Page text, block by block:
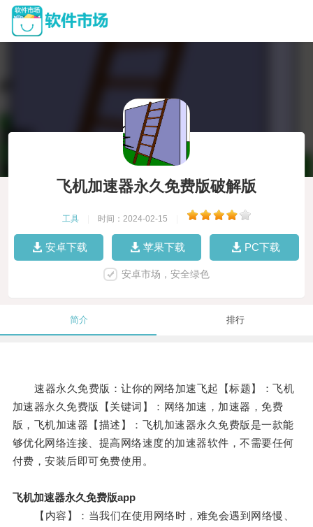
飞机加速器永久免费版破解版
工具 时间：2024-02-15
安卓下载 苹果下载 PC下载
安卓市场，安全绿色
简介 排行
速器永久免费版：让你的网络加速飞起【标题】：飞机
加速器永久免费版【关键词】：网络加速，加速器，免费
版，飞机加速器【描述】：飞机加速器永久免费版是一款能
够优化网络连接、提高网络速度的加速器软件，不需要任何
付费，安装后即可免费使用。
飞机加速器永久免费版app
【内容】：当我们在使用网络时，难免会遇到网络慢、